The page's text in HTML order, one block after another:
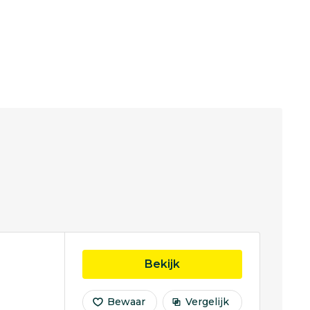
Bekijkopleiding Chemie
Bewaar Vergelijk